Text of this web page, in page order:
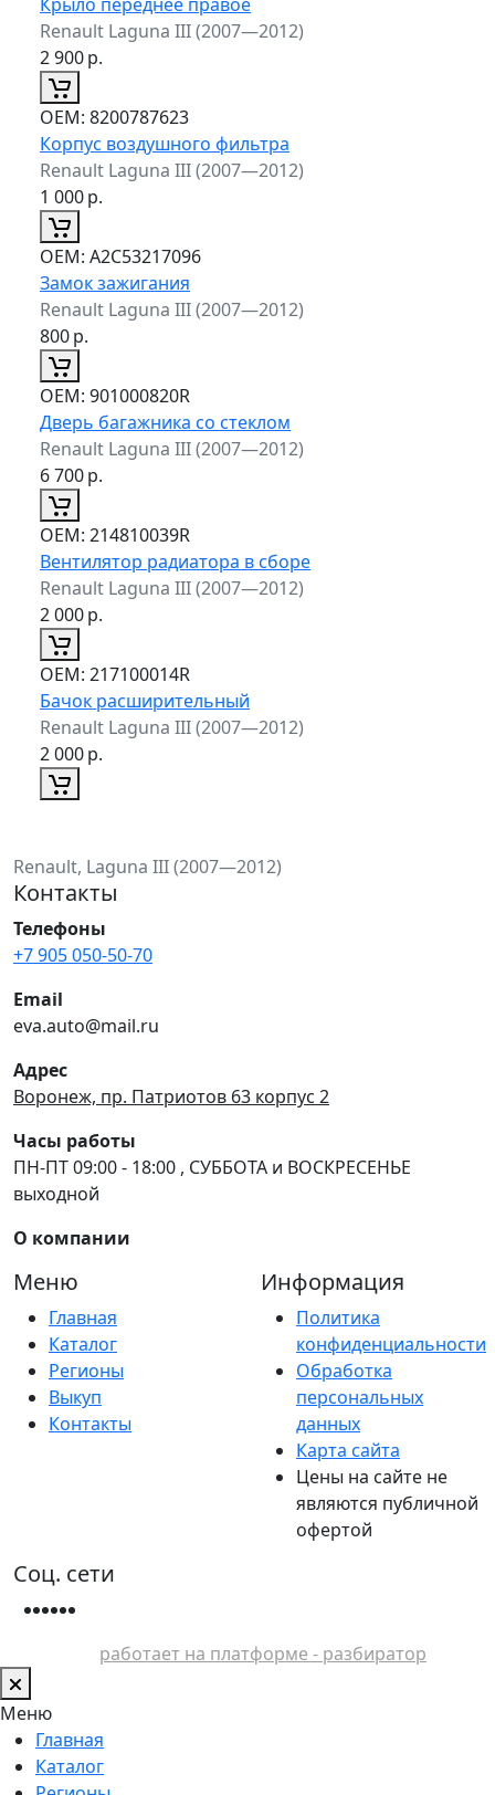
Renault Laguna III (2007—2012)
2 900р.
ОЕМ: 8200787623
Корпус воздушного фильтра
Renault Laguna III (2007—2012)
1 000р.
ОЕМ: A2C53217096
Замок зажигания
Renault Laguna III (2007—2012)
800р.
ОЕМ: 901000820R
Дверь багажника со стеклом
Renault Laguna III (2007—2012)
6 700р.
ОЕМ: 214810039R
Вентилятор радиатора в сборе
Renault Laguna III (2007—2012)
2 000р.
ОЕМ: 217100014R
Бачок расширительный
Renault Laguna III (2007—2012)
2 000р.
Renault, Laguna III (2007—2012)
Контакты
Телефоны
+7 905 050-50-70
Email
eva.auto@mail.ru
Адрес
Воронеж, пр. Патриотов 63 корпус 2
Часы работы
ПН-ПТ 09:00 - 18:00 , СУББОТА и ВОСКРЕСЕНЬЕ
выходной
О компании
Меню
Главная
Каталог
Регионы
Выкуп
Контакты
Информация
Политика
конфиденциальности
Обработка
персональных
данных
Карта сайта
Цены на сайте не
являются публичной
офертой
Соц. сети
работает на платформе - разбиратор
Меню
Главная
Каталог